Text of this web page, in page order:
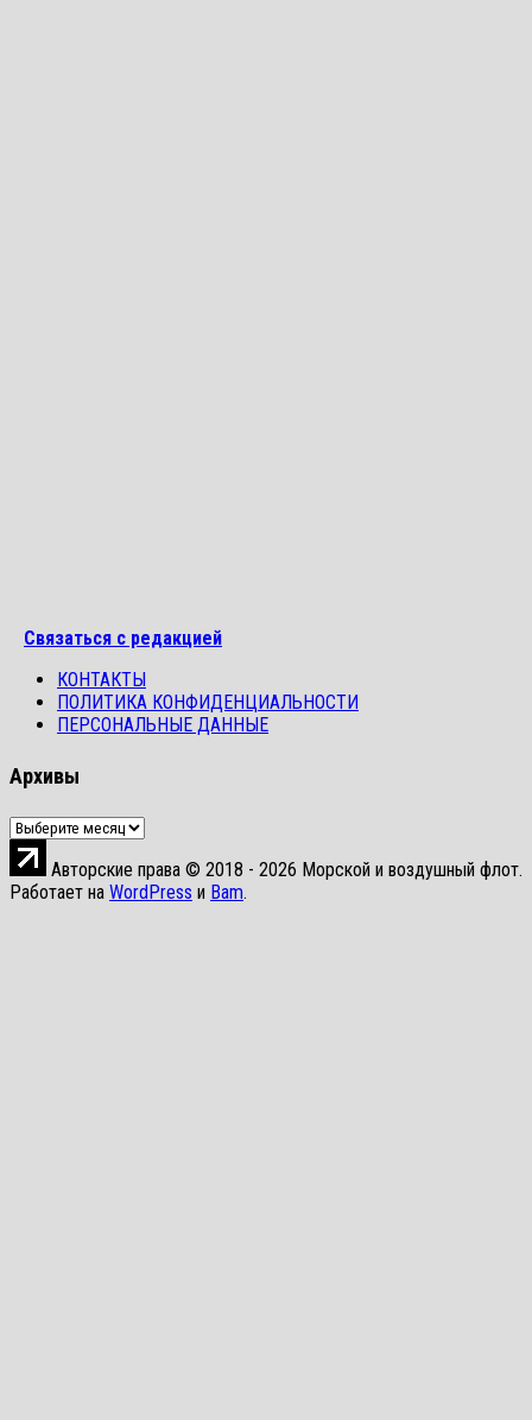
Связаться с редакцией
КОНТАКТЫ
ПОЛИТИКА КОНФИДЕНЦИАЛЬНОСТИ
ПЕРСОНАЛЬНЫЕ ДАННЫЕ
Архивы
Архивы
Авторские права © 2018 - 2026 Морской и воздушный флот.
Работает на WordPress и Bam.